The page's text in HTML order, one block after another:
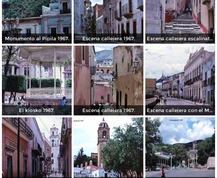
Monumento al Pipila 1967. Escena callejera 1967. Escena callejera escalinata 1967.
El kiosko 1967. Escena callejera 1967. Escena callejera con el Mto al Pipila al fondo 1967.